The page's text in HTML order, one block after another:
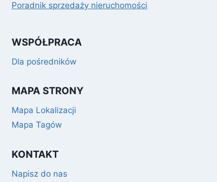
Poradnik sprzedaży nieruchomości
WSPÓŁPRACA
Dla pośredników
MAPA STRONY
Mapa Lokalizacji
Mapa Tagów
KONTAKT
Napisz do nas